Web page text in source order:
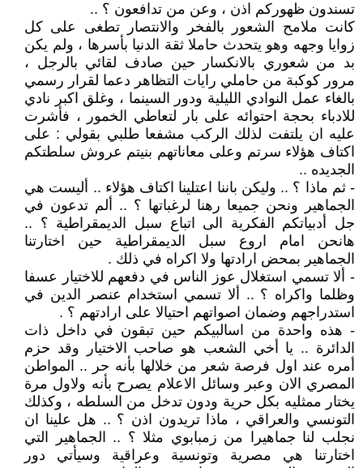
تسندون ظهوركم اذن ، وعن من تدافعون ؟ ..
كانت ملامح الشعور بالفخر والانتصار تطغى على كل
زوايا وجهه وهو يتحدث حاملا ثقة الدنيا بأسرها ، ولم يكن
بد من شعوري بالانكسار حين صادف لقائي بالرجل ،
مرور كوكبة من حاملي رايات التظاهر دعما لقرار رسمي
بالغاء عمل النوادي الليلية ودور السينما ، وغلق اكبر نادي
للادباء بحجة احتوائه على بار لتعاطي الخمور ، فأشرت
عليه ان يلتفت لذلك الركب مشفعا طلبي بقولي : على
اكتاف هؤلاء سرتم وعلى معاناتهم بنيتم عروش سلطتكم
الجديده ..
- ثم ماذا ؟ .. وليكن باننا اعتلينا اكتاف هؤلاء .. أليست هي
الجماهير ونحن جميعا رهنا لرغباتها ؟ .. ألم تدعون في
جل أدبياتكم الفكرية الى اتباع سبل الديمقراطية ؟ ..
هانحن امام اروع سبل الديمقراطية حين اختارتنا
الجماهير بمحض ارادتها ولا اكراه في ذلك .
- ألا تسمي استغلال عوز الناس في دفعهم للاختيار عسفا
وظلما واكراه ؟ .. ألا تسمي استخدام عنصر الدين في
استدراجهم وضمان اصواتهم احتيالا على ارادتهم ؟ .
- هذه واحدة من اسالبيكم حين تبقون في داخل ذات
الدائرة .. يا أخي الشعب هو صاحب الاختيار وقد حزم
أمره عند اول فرصة شعر من خلالها بأنه حر .. المواطن
المصري الان وعبر وسائل الاعلام يصرح بأنه ولاول مرة
يختار ممثليه بكل حرية ودون تدخل من السلطه ، وكذلك
التونسي والعراقي ، ماذا تريدون اذن ؟ .. هل علينا ان
نجلب لنا جماهيرا من زمبابوي مثلا ؟ .. الجماهير التي
اختارتنا هي مصرية وتونسية وعراقية وسيأتي دور